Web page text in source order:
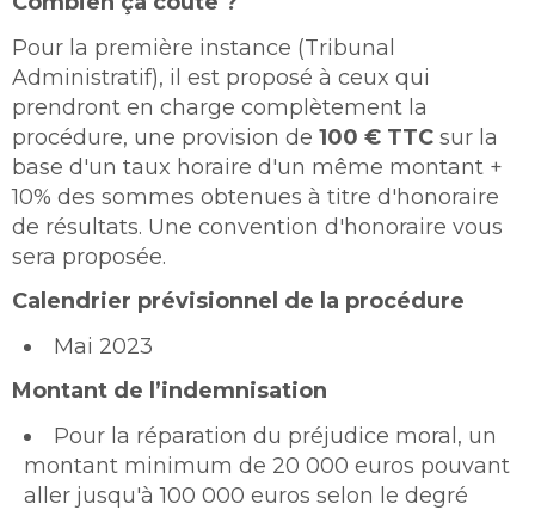
Pour la première instance (Tribunal
Administratif), il est proposé à ceux qui
prendront en charge complètement la
procédure, une provision de 100 € TTC sur la
base d'un taux horaire d'un même montant +
10% des sommes obtenues à titre d'honoraire
de résultats. Une convention d'honoraire vous
sera proposée.
Calendrier prévisionnel de la procédure
Mai 2023
Montant de l’indemnisation
Pour la réparation du préjudice moral, un
montant minimum de 20 000 euros pouvant
aller jusqu'à 100 000 euros selon le degré